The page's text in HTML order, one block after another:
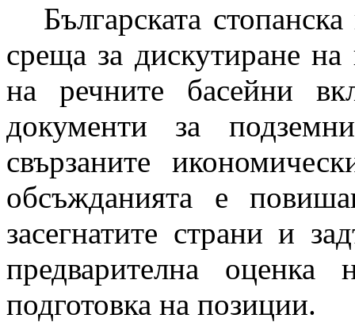
Българската
среща за дискутиране на
на речните басейни
документи за
свързаните
обсъжданията е
засегнатите страни и
предварителна оценка
подготовка на позиции.